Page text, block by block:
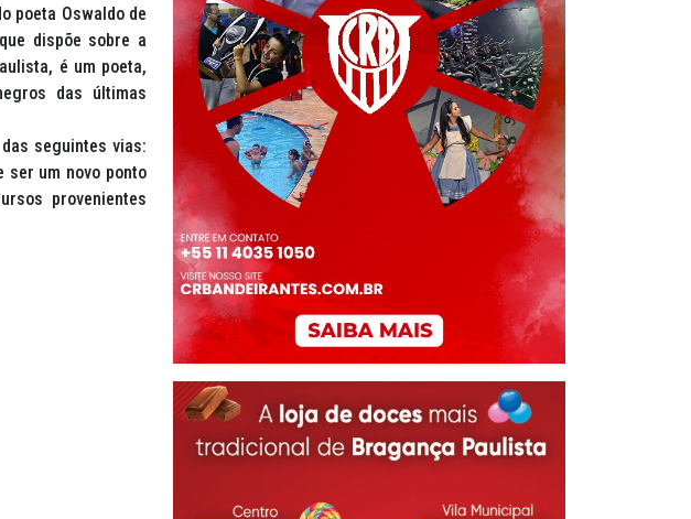
poeta Oswaldo de
dispõe sobre a
é um poeta,
das últimas
seguintes vias:
ser um novo ponto
provenientes